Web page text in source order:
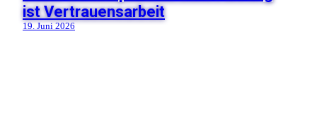
ist Vertrauensarbeit
19. Juni 2026